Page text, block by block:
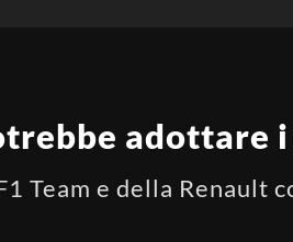
adottare
Team e della